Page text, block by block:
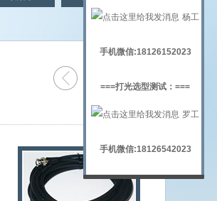
杨工
手机微信:18126152023
===打光选型测试：===
罗工
手机微信:18126542023